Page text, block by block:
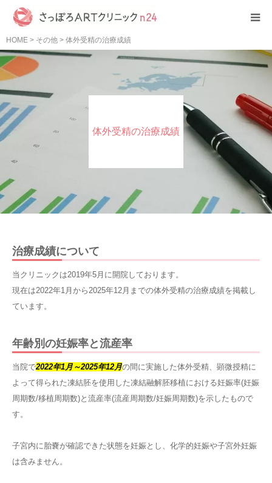
HOME > その他 > 体外受精の治療成績
体外受精の治療成績
治療成績について
当クリニックは2019年5月に開院しております。
現在は2022年1月から2025年12月までの体外受精の治療成績を掲載し
ています。
年齢別の妊娠率と流産率
当院で2022年1月～2025年12月の間に実施した体外受精、顕微授精に
よって得られた凍結胚を使用した凍結融解胚移植における妊娠率(妊娠
周期数/移植周期数)と流産率(流産周期数/妊娠周期数)を示したもので
す。
子宮内に胎嚢が確認できた状態を妊娠とし、化学的妊娠や子宮外妊娠
は含みません。
HOME
初めての方へ